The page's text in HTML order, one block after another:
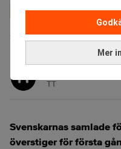
Mer
Stigande börskurser och ett
svenskarnas samlade
miljarder kronor. Foto: Johan
TT
Svenskarnas samlade
överstiger för första